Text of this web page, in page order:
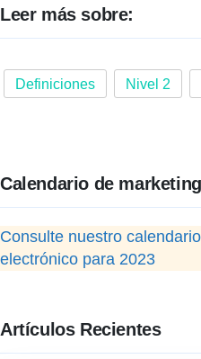
Leer más sobre:
Definiciones Nivel 2
Calendario de
Consulte nuestro
electrónico para 2023
Artículos Recientes